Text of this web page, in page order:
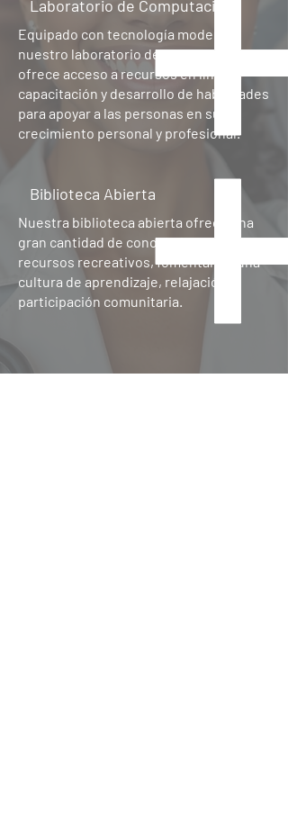
Laboratorio de Computación
Equipado con tecnología moderna,
nuestro laboratorio de computación
ofrece acceso a recursos en línea,
capacitación y desarrollo de habilidades
para apoyar a las personas en su
crecimiento personal y profesional.
Biblioteca Abierta
Nuestra biblioteca abierta ofrece una
gran cantidad de conocimientos y
recursos recreativos, fomentando una
cultura de aprendizaje, relajación y
participación comunitaria.